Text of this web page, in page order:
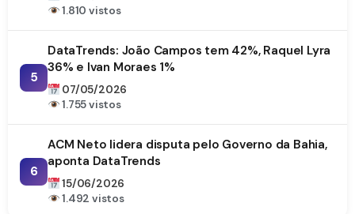
1.810 vistos
5
DataTrends: João Campos tem 42%, Raquel Lyra
36% e Ivan Moraes 1%
07/05/2026
1.755 vistos
6
ACM Neto lidera disputa pelo Governo da Bahia,
aponta DataTrends
15/06/2026
1.492 vistos